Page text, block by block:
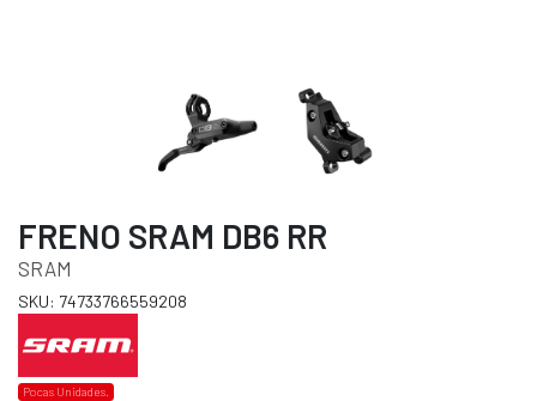
FRENO SRAM DB6 RR
SRAM
SKU: 74733766559208
Pocas Unidades.